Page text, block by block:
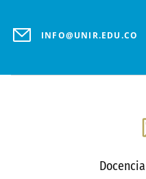
INFO@UNIR.EDU.CO